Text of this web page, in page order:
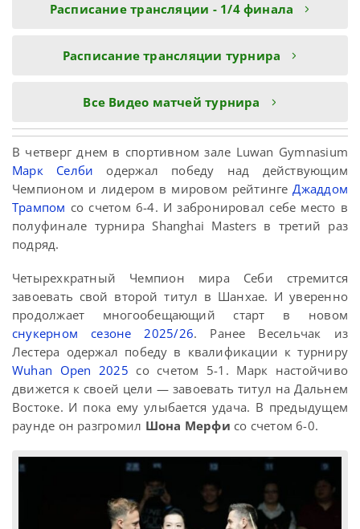
Расписание трансляции - 1/4 финала
Расписание трансляции турнира
Все Видео матчей турнира
В четверг днем в спортивном зале Luwan Gymnasium
Марк Селби одержал победу над действующим
Чемпионом и лидером в мировом рейтингеДжаддом
Трампом со счетом 6-4. И забронировал себе место в
полуфинале турнира Shanghai Masters в третий раз
подряд.
Четырехкратный Чемпион мира Себи стремится
завоевать свой второй титул в Шанхае. И уверенно
продолжает многообещающий старт в новом
снукерном сезоне 2025/26. Ранее Весельчак из
Лестера одержал победу в квалификации к турниру
Wuhan Open 2025 со счетом 5-1. Марк настойчиво
движется к своей цели — завоевать титул на Дальнем
Востоке. И пока ему улыбается удача. В предыдущем
раунде он разгромил Шона Мерфи со счетом 6-0.